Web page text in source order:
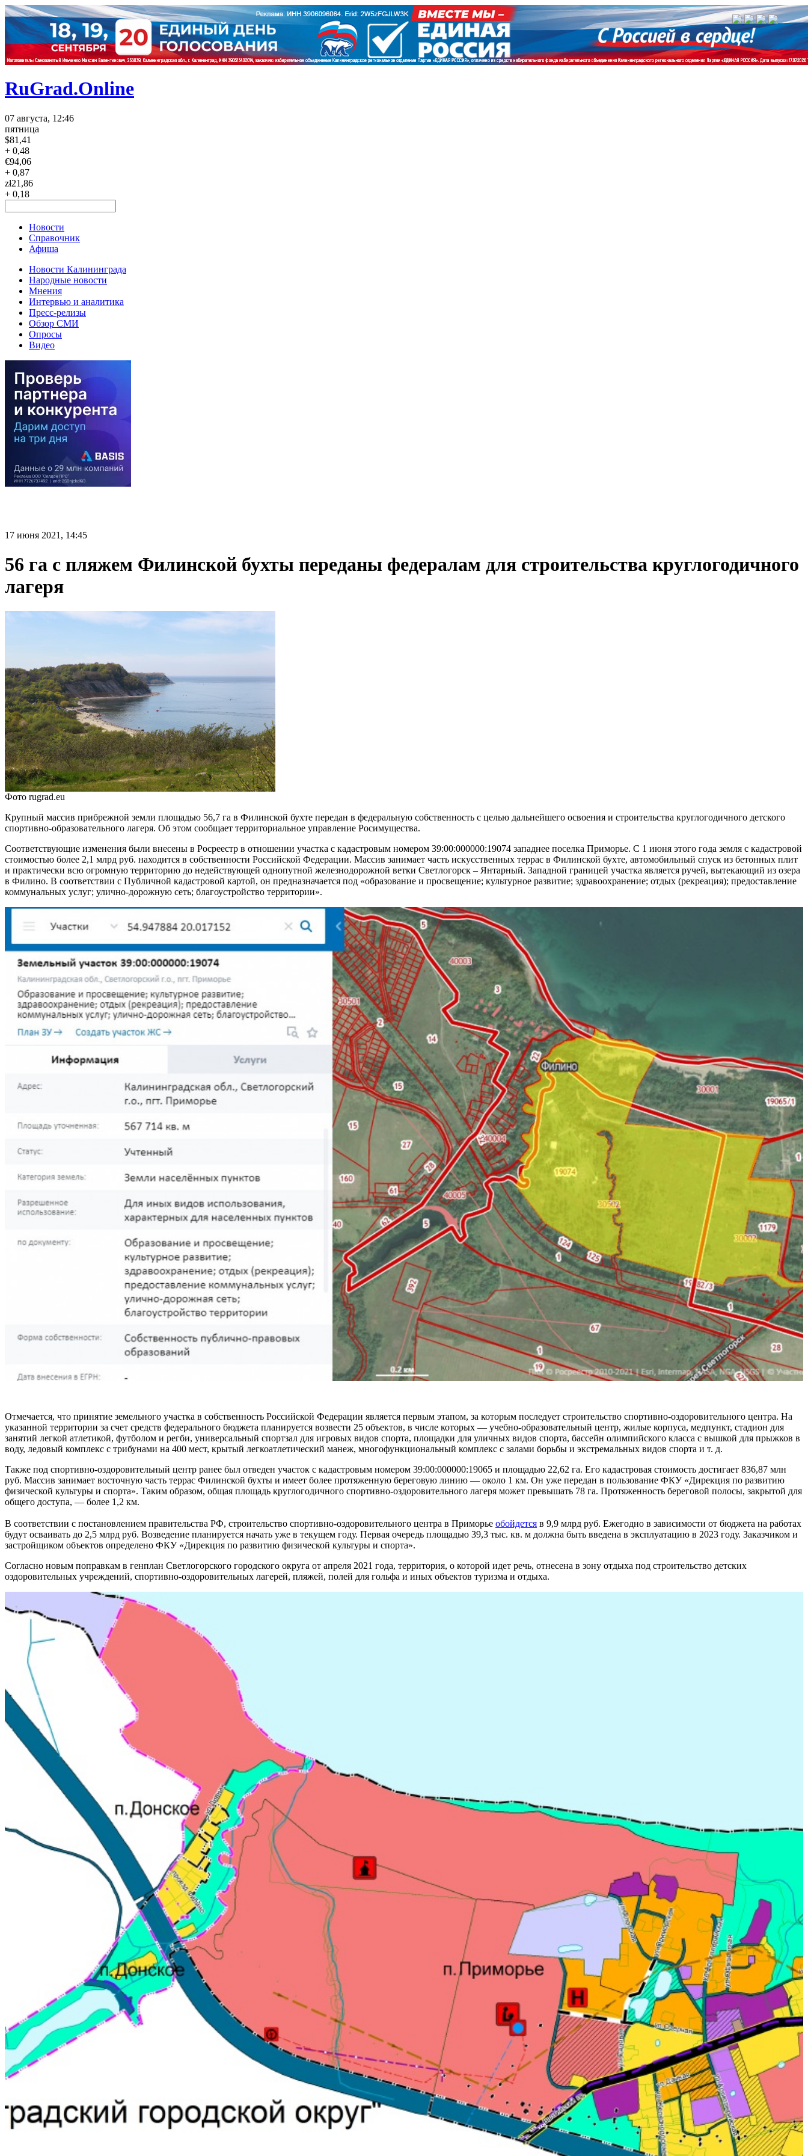
RuGrad.Online
07 августа, 12:46
пятница
$81,41
+ 0,48
€94,06
+ 0,87
zł21,86
+ 0,18
Новости
Справочник
Афиша
Новости Калининграда
Народные новости
Мнения
Интервью и аналитика
Пресс-релизы
Обзор СМИ
Опросы
Видео
17 июня 2021, 14:45
56 га с пляжем Филинской бухты переданы федералам для строительства круглогодичного
лагеря
Фото rugrad.eu
Крупный массив прибрежной земли площадью 56,7 га в Филинской бухте передан в федеральную собственность с целью дальнейшего освоения и строительства круглогодичного детского
спортивно-образовательного лагеря. Об этом сообщает территориальное управление Росимущества.
Соответствующие изменения были внесены в Росреестр в отношении участка с кадастровым номером 39:00:000000:19074 западнее поселка Приморье. С 1 июня этого года земля с кадастровой
стоимостью более 2,1 млрд руб. находится в собственности Российской Федерации. Массив занимает часть искусственных террас в Филинской бухте, автомобильный спуск из бетонных плит
и практически всю огромную территорию до недействующей однопутной железнодорожной ветки Светлогорск – Янтарный. Западной границей участка является ручей, вытекающий из озера
в Филино. В соответствии с Публичной кадастровой картой, он предназначается под «образование и просвещение; культурное развитие; здравоохранение; отдых (рекреация); предоставление
коммунальных услуг; улично-дорожную сеть; благоустройство территории».
Отмечается, что принятие земельного участка в собственность Российской Федерации является первым этапом, за которым последует строительство спортивно-оздоровительного центра. На
указанной территории за счет средств федерального бюджета планируется возвести 25 объектов, в числе которых — учебно-образовательный центр, жилые корпуса, медпункт, стадион для
занятий легкой атлетикой, футболом и регби, универсальный спортзал для игровых видов спорта, площадки для уличных видов спорта, бассейн олимпийского класса с вышкой для прыжков в
воду, ледовый комплекс с трибунами на 400 мест, крытый легкоатлетический манеж, многофункциональный комплекс с залами борьбы и экстремальных видов спорта и т. д.
Также под спортивно-оздоровительный центр ранее был отведен участок с кадастровым номером 39:00:000000:19065 и площадью 22,62 га. Его кадастровая стоимость достигает 836,87 млн
руб. Массив занимает восточную часть террас Филинской бухты и имеет более протяженную береговую линию — около 1 км. Он уже передан в пользование ФКУ «Дирекция по развитию
физической культуры и спорта». Таким образом, общая площадь круглогодичного спортивно-оздоровительного лагеря может превышать 78 га. Протяженность береговой полосы, закрытой для
общего доступа, — более 1,2 км.
В соответствии с постановлением правительства РФ, строительство спортивно-оздоровительного центра в Приморье обойдется в 9,9 млрд руб. Ежегодно в зависимости от бюджета на работах
будут осваивать до 2,5 млрд руб. Возведение планируется начать уже в текущем году. Первая очередь площадью 39,3 тыс. кв. м должна быть введена в эксплуатацию в 2023 году. Заказчиком и
застройщиком объектов определено ФКУ «Дирекция по развитию физической культуры и спорта».
Согласно новым поправкам в генплан Светлогорского городского округа от апреля 2021 года, территория, о которой идет речь, отнесена в зону отдыха под строительство детских
оздоровительных учреждений, спортивно-оздоровительных лагерей, пляжей, полей для гольфа и иных объектов туризма и отдыха.